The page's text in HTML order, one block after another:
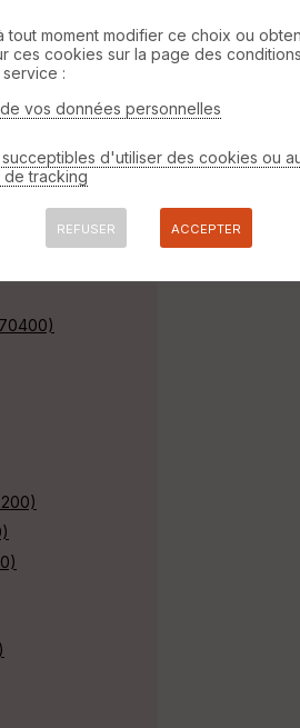
tout moment modifier ce choix ou
ces cookies sur la page des
:
vos données personnelles
succeptibles d'utiliser des cookies ou
de tracking
REFUSER ACCEPTER